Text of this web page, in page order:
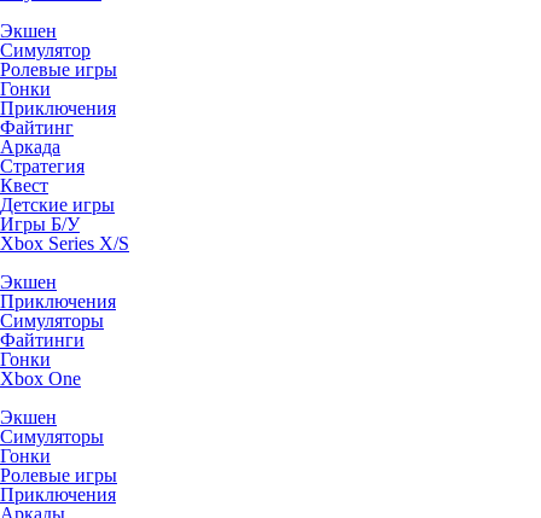
Экшен
Симулятор
Ролевые игры
Гонки
Приключения
Файтинг
Аркада
Стратегия
Квест
Детские игры
Игры Б/У
Xbox Series X/S
Экшен
Приключения
Симуляторы
Файтинги
Гонки
Xbox One
Экшен
Симуляторы
Гонки
Ролевые игры
Приключения
Аркады